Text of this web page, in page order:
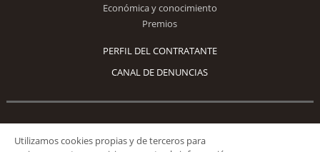
Económica y conocimiento
Premios
PERFIL DEL CONTRATANTE
CANAL DE DENUNCIAS
Síguenos
Utilizamos cookies propias y de terceros para